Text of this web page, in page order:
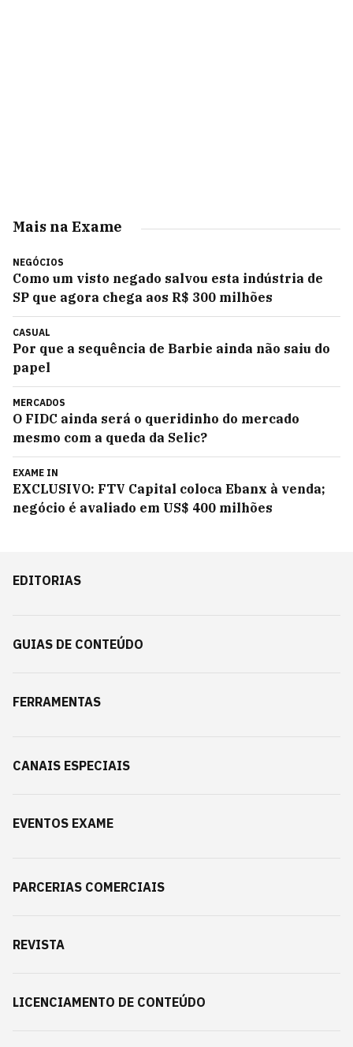
Mais na Exame
NEGÓCIOS
Como um visto negado salvou esta indústria de
SP que agora chega aos R$ 300 milhões
CASUAL
Por que a sequência de Barbie ainda não saiu do
papel
MERCADOS
O FIDC ainda será o queridinho do mercado
mesmo com a queda da Selic?
EXAME IN
EXCLUSIVO: FTV Capital coloca Ebanx à venda;
negócio é avaliado em US$ 400 milhões
EDITORIAS
GUIAS DE CONTEÚDO
FERRAMENTAS
CANAIS ESPECIAIS
EVENTOS EXAME
PARCERIAS COMERCIAIS
REVISTA
LICENCIAMENTO DE CONTEÚDO